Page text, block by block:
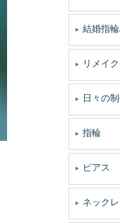
結婚指
リメイク
日々の
指輪
ピアス
ネック